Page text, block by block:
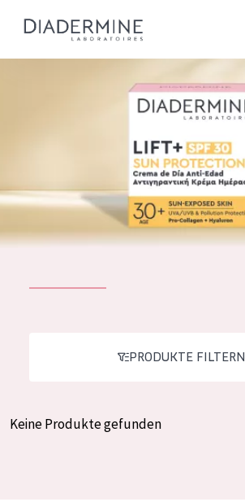
ALLE PRODUKTE
inhaltsstoffe
Inspiration
Spanish
PRODUKTE FILTERN
Keine Produkte gefunden